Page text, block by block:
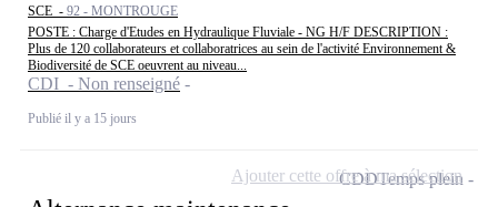
SCE - 92 - MONTROUGE
POSTE : Charge d'Etudes en Hydraulique Fluviale - NG H/F DESCRIPTION :
Plus de 120 collaborateurs et collaboratrices au sein de l'activité Environnement &
Biodiversité de SCE oeuvrent au niveau...
CDI - Non renseigné
Publié il y a 15 jours
CDDTemps plein
Ajouter cette offre à ma sélection